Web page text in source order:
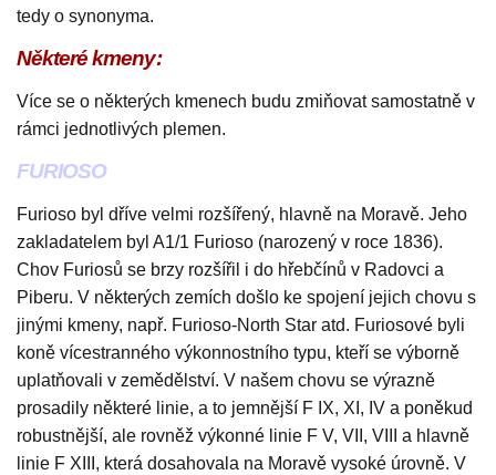
tedy o synonyma.
Některé kmeny:
Více se o některých kmenech budu zmiňovat samostatně v
rámci jednotlivých plemen.
FURIOSO
Furioso byl dříve velmi rozšířený, hlavně na Moravě. Jeho
zakladatelem byl A1/1 Furioso (narozený v roce 1836).
Chov Furiosů se brzy rozšířil i do hřebčínů v Radovci a
Piberu. V některých zemích došlo ke spojení jejich chovu s
jinými kmeny, např. Furioso-North Star atd. Furiosové byli
koně vícestranného výkonnostního typu, kteří se výborně
uplatňovali v zemědělství. V našem chovu se výrazně
prosadily některé linie, a to jemnější F IX, XI, IV a poněkud
robustnější, ale rovněž výkonné linie F V, VII, VIII a hlavně
linie F XIII, která dosahovala na Moravě vysoké úrovně. V